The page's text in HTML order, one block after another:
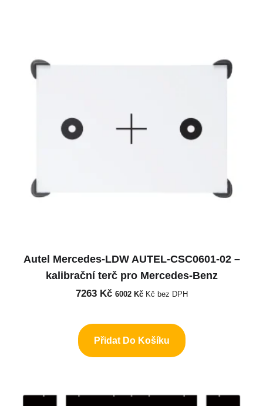
Autel Mercedes-LDW AUTEL-CSC0601-02 –
kalibrační terč pro Mercedes-Benz
7263 Kč 6002 KčKč bez DPH
Přidat Do Košíku